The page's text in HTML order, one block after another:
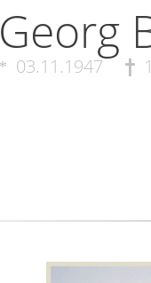
Georg
03.11.1947